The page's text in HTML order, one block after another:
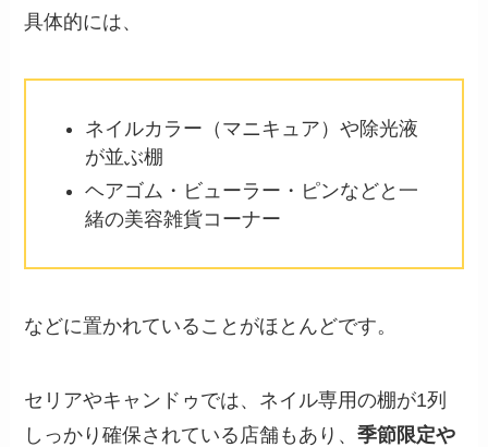
具体的には、
ネイルカラー（マニキュア）や除光液
が並ぶ棚
ヘアゴム・ビューラー・ピンなどと一
緒の美容雑貨コーナー
などに置かれていることがほとんどです。
セリアやキャンドゥでは、ネイル専用の棚が1列
しっかり確保されている店舗もあり、季節限定や